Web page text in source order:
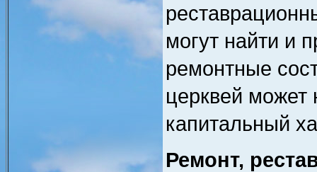
могут найти и
ремонтные
церквей может
капитальный
Ремонт,